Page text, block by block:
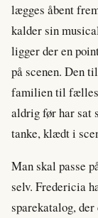
lægges åbent
kalder sin
ligger der en
på scenen. Den
familien til
aldrig før har sat
tanke, klædt i
Man skal passe
selv. Fredericia
sparekatalog,